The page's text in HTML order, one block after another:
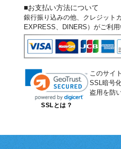
■お支払い方法について
銀行振り込みの他、クレジット
EXPRESS、DINERS）がご利用
SSLとは？
このサイ
SSL暗号
盗用を防